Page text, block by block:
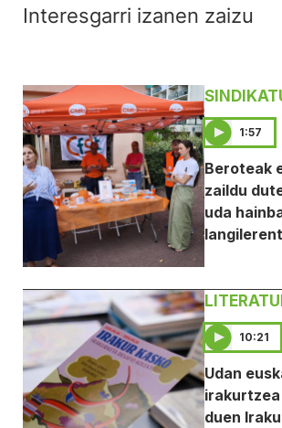
Interesgarri izanen zaizu
1:57
Beroteak
zaildu
uda
10:21
Udan
duen